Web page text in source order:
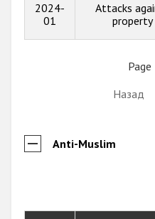
2024-
01
Attacks
property
Назад
Anti-Muslim